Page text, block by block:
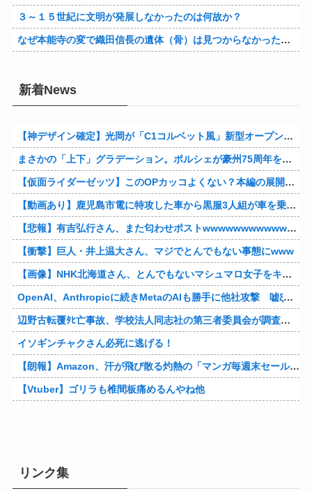
３～１５世紀に文明が発展しなかったのは何故か？
なぜ本能寺の変で織田信長の遺体（骨）は見つからなかったのか
新着News
【神デザイン確定】光岡が「C1コルベット風」新型オープンカーの最新ティーザー画像を公開、マツダ・ロードスターの信頼性にレトロな外観がドッキング
まさかの「上下」グラデーション。ポルシェが豪州75周年を祝う特別モデル「911 Turbo S Land Down Under」を発表、1951年の「見果てぬ夢」が内外装に再現
【仮面ライダーゼッツ】このOPカッコよくない？本編の展開ちゃんと反映してて完成度高いし
【動画あり】鹿児島市電に特攻した車から黒服3人組が車を乗り捨てて逃走
【悲報】有吉弘行さん、また匂わせポストwwwwwwwwwwwwwwww
【衝撃】巨人・井上温大さん、マジでとんでもない事態にwww
【画像】NHK北海道さん、とんでもないマシュマロ女子をキャスターに起用してしまうwwwwwwww
OpenAI、Anthropicに続きMetaのAIも勝手に他社攻撃 嘘ξけど何これ流行ってんの？
辺野古転覆ﾀﾋ亡事故、学校法人同志社の第三者委員会が調査報告書を公表 … 安全配慮義務違反や安全管理に関する検証を妨げた組織風土の存在を指摘
イソギンチャクさん必死に逃げる！
【朗報】Amazon、汗が飛び散る灼熱の「マンガ毎週末セール（50%還元）」を開催！他
【Vtuber】ゴリラも椎間板痛めるんやね他
リンク集